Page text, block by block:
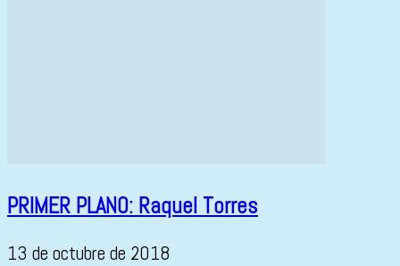
PRIMER PLANO: Raquel Torres
13 de octubre de 2018